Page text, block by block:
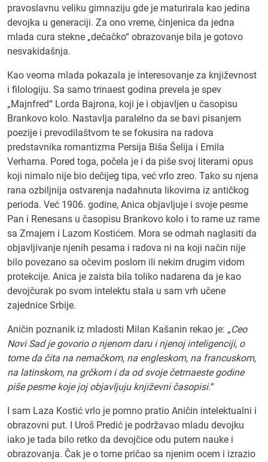
pravoslavnu veliku gimnaziju gde je maturirala kao jedina
devojka u generaciji. Za ono vreme, činjenica da jedna
mlada cura stekne „dečačko“ obrazovanje bila je gotovo
nesvakidašnja.
Kao veoma mlada pokazala je interesovanje za književnost
i filologiju. Sa samo trinaest godina prevela je spev
„Majnfred“ Lorda Bajrona, koji je i objavljen u časopisu
Brankovo kolo. Nastavlja paralelno da se bavi pisanjem
poezije i prevodilaštvom te se fokusira na radova
predstavnika romantizma Persija Biša Šelija i Emila
Verharna. Pored toga, počela je i da piše svoj literarni opus
koji nimalo nije bio dečijeg tipa, već vrlo zreo. Tako su njena
rana ozbiljnija ostvarenja nadahnuta likovima iz antičkog
perioda. Već 1906. godine, Anica objavljuje i svoje pesme
Pan i Renesans u časopisu Brankovo kolo i to rame uz rame
sa Zmajem i Lazom Kostićem. Mora se odmah naglasiti da
objavljivanje njenih pesama i radova ni na koji način nije
bilo povezano sa očevim poslom ili nekim drugim vidom
protekcije. Anica je zaista bila toliko nadarena da je kao
devojčurak po svom intelektu stala u sam vrh učene
zajednice Srbije.
Aničin poznanik iz mladosti Milan Kašanin rekao je: „Ceo
Novi Sad je govorio o njenom daru i njenoj inteligenciji, o
tome da čita na nemačkom, na engleskom, na francuskom,
na latinskom, na grčkom i da od svoje četrnaeste godine
piše pesme koje joj objavljuju književni časopisi.“
I sam Laza Kostić vrlo je pomno pratio Aničin intelektualni i
obrazovni put. I Uroš Predić je podržavao mladu devojku
iako je tada bilo retko da devojčice odu putem nauke i
obrazovanja. Čak je o tome pričao sa njenim ocem i izrazio